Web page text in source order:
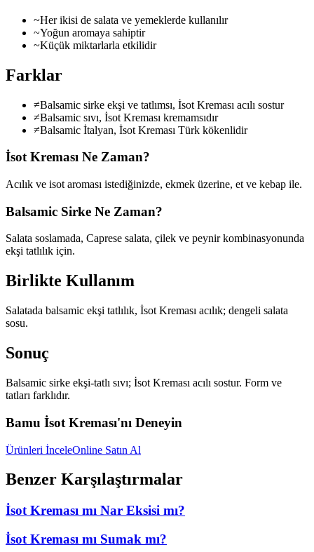
~Her ikisi de salata ve yemeklerde kullanılır
~Yoğun aromaya sahiptir
~Küçük miktarlarla etkilidir
Farklar
≠Balsamic sirke ekşi ve tatlımsı, İsot Kreması acılı sostur
≠Balsamic sıvı, İsot Kreması kremamsıdır
≠Balsamic İtalyan, İsot Kreması Türk kökenlidir
İsot Kreması Ne Zaman?
Acılık ve isot aroması istediğinizde, ekmek üzerine, et ve kebap ile.
Balsamic Sirke Ne Zaman?
Salata soslamada, Caprese salata, çilek ve peynir kombinasyonunda
ekşi tatlılık için.
Birlikte Kullanım
Salatada balsamic ekşi tatlılık, İsot Kreması acılık; dengeli salata
sosu.
Sonuç
Balsamic sirke ekşi-tatlı sıvı; İsot Kreması acılı sostur. Form ve
tatları farklıdır.
Bamu İsot Kreması'nı Deneyin
Ürünleri İnceleOnline Satın Al
Benzer Karşılaştırmalar
İsot Kreması mı Nar Eksisi mı?
İsot Kreması mı Sumak mı?